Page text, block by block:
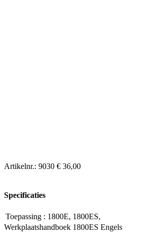
Artikelnr.: 9030 € 36,00
Specificaties
Toepassing : 1800E, 1800ES,
Werkplaatshandboek 1800ES Engels